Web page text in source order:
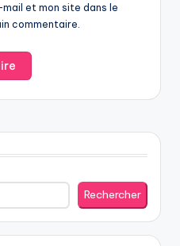
et mon site dans le
commentaire.
Rechercher